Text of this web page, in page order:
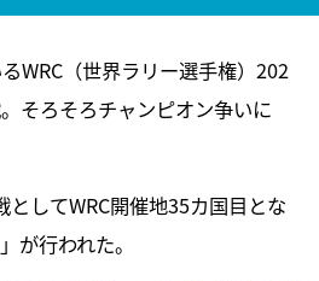
WRC（世界ラリー選手権）202
そろそろチャンピオン争いに
してWRC開催地35カ国目とな
が行われた。